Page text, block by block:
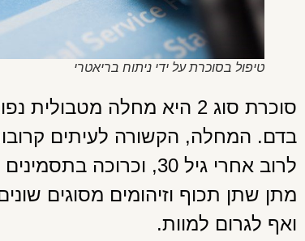
טיפול בסוכרת על ידי ניתוח בריאטרי
סוכרת סוג 2 היא מחלה
בדם. המחלה, הקשורה לעיתים
לרוב אחרי גיל 30,
מתן שתן תכוף וזיהומים מסוגים
ואף לגרום למוות.